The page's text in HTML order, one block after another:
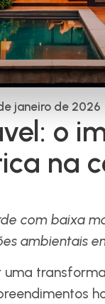
janeiro de 2026
o
na
com baixa
ambientais